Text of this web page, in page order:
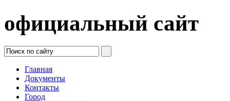
официальный сайт
Главная
Документы
Контакты
Город